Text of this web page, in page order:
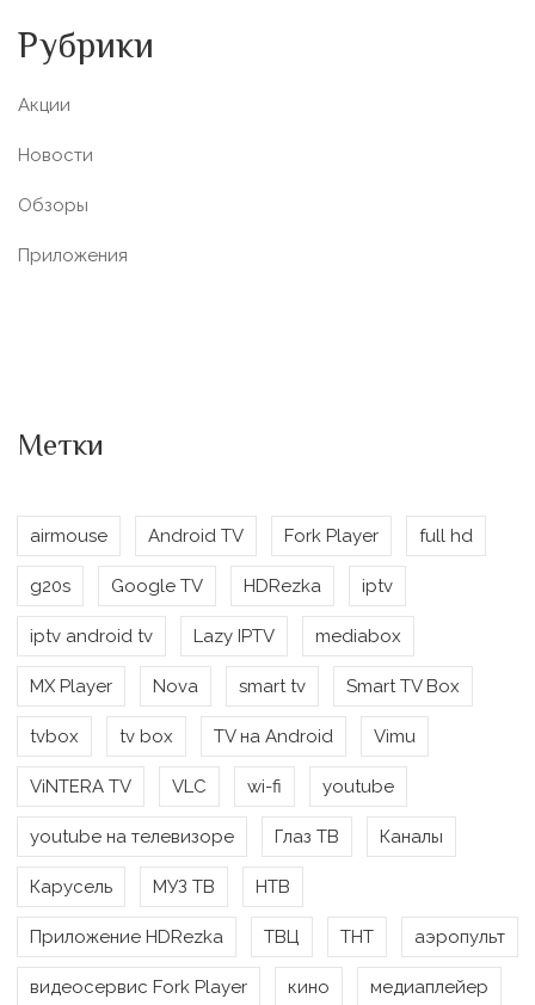
Рубрики
Акции
Новости
Обзоры
Приложения
Метки
airmouse Android TV Fork Player full hd
g20s Google TV HDRezka iptv
iptv android tv Lazy IPTV mediabox
MX Player Nova smart tv Smart TV Box
tvbox tv box TV на Android Vimu
ViNTERA TV VLC wi-fi youtube
youtube на телевизоре Глаз ТВ Каналы
Карусель МУЗ ТВ НТВ
Приложение HDRezka ТВЦ ТНТ аэропульт
видеосервис Fork Player кино медиаплейер